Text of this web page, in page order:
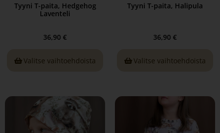
Tyyni T-paita, Hedgehog
Laventeli
36,90 €
Valitse vaihtoehdoista
Tyyni T-paita, Halipula
36,90 €
Valitse vaihtoehdoista